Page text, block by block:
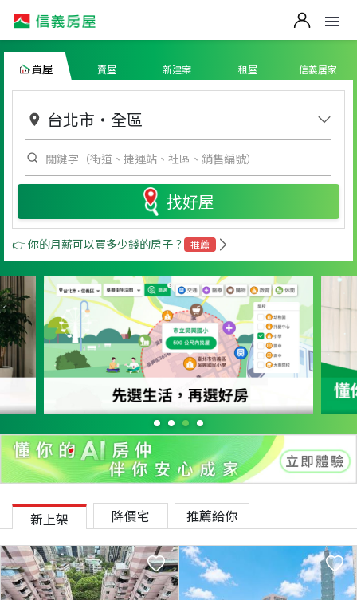
買屋 賣屋 新建案 租屋 信義居家
台北市 ・ 全區
找好屋
👉 你的月薪可以買多少錢的房子？ 推薦
新上架 降價宅 推薦給你